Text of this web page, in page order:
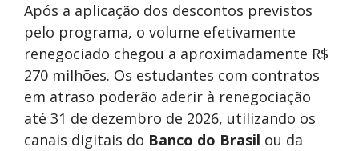
Após a aplicação dos descontos previstos
pelo programa, o volume efetivamente
renegociado chegou a aproximadamente R$
270 milhões. Os estudantes com contratos
em atraso poderão aderir à renegociação
até 31 de dezembro de 2026, utilizando os
canais digitais do Banco do Brasil ou da